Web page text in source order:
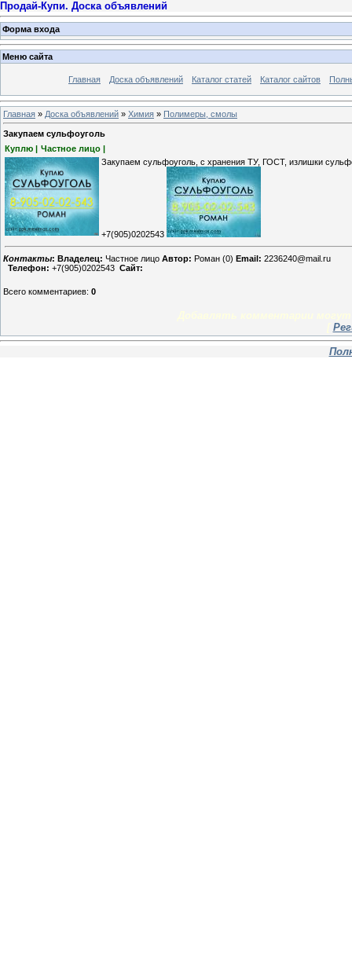
Продай-Купи. Доска объявлений
Форма входа
Меню сайта
Главная Доска объявлений Каталог статей Каталог сайтов
Главная » Доска объявлений » Химия » Полимеры, смолы
Закупаем сульфоуголь
Куплю | Частное лицо |
Закупаем сульфоуголь, с хранения ТУ, ГОСТ, излишки
+7(905)0202543
Контакты: Владелец: Частное лицо Автор: Роман (0) Email: 2236240@mail.ru
Телефон: +7(905)0202543 Сайт:
Всего комментариев: 0